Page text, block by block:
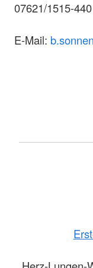
07621/1515-440
E-Mail: